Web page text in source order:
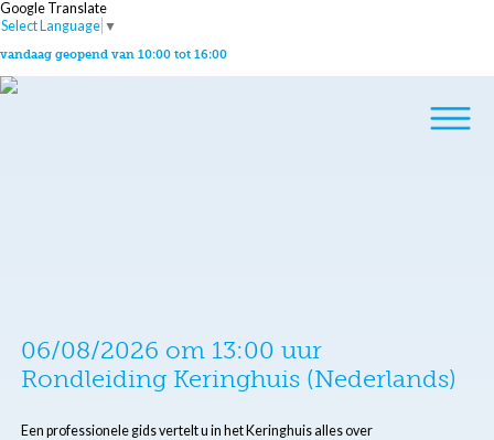
Google Translate
Select Language ▼
vandaag geopend van 10:00 tot 16:00
06/08/2026 om 13:00 uur
Rondleiding Keringhuis (Nederlands)
Een professionele gids vertelt u in het Keringhuis alles over